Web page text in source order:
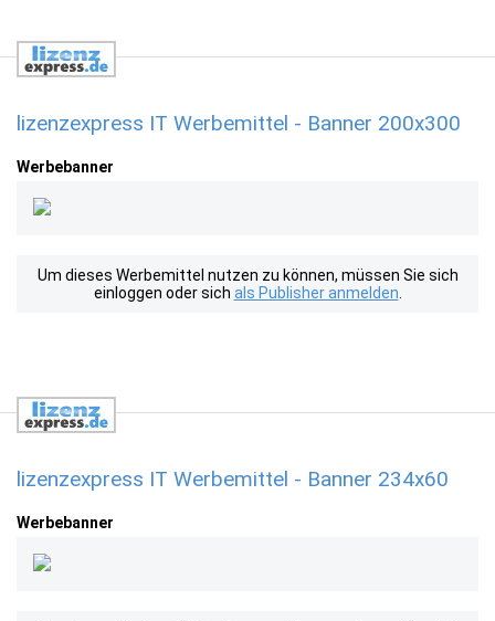
lizenzexpress IT Werbemittel - Banner 200x300
Werbebanner
Um dieses Werbemittel nutzen zu können, müssen Sie sich
einloggen oder sich als Publisher anmelden
lizenzexpress IT Werbemittel - Banner 234x60
Werbebanner